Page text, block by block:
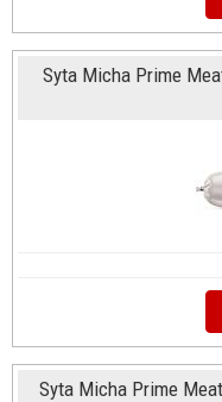
Syta Micha Prime
Syta Micha Prime